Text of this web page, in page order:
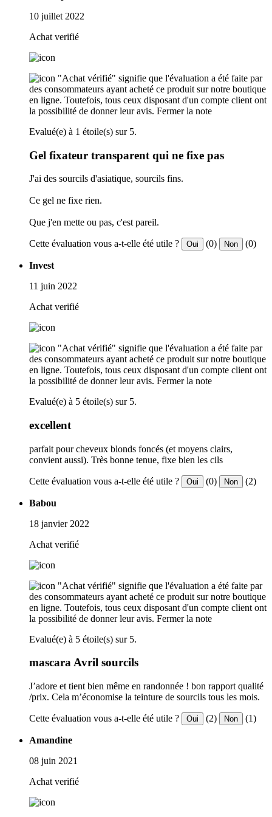
10 juillet 2022
Achat verifié
"Achat vérifié" signifie que l'évaluation a été faite par
des consommateurs ayant acheté ce produit sur notre boutique
en ligne. Toutefois, tous ceux disposant d'un compte client ont
la possibilité de donner leur avis. Fermer la note
Evalué(e) à 1 étoile(s) sur 5.
Gel fixateur transparent qui ne fixe pas
J'ai des sourcils d'asiatique, sourcils fins.
Ce gel ne fixe rien.
Que j'en mette ou pas, c'est pareil.
Cette évaluation vous a-t-elle été utile ? Oui (0) Non (0)
Invest
11 juin 2022
Achat verifié
"Achat vérifié" signifie que l'évaluation a été faite par
des consommateurs ayant acheté ce produit sur notre boutique
en ligne. Toutefois, tous ceux disposant d'un compte client ont
la possibilité de donner leur avis. Fermer la note
Evalué(e) à 5 étoile(s) sur 5.
excellent
parfait pour cheveux blonds foncés (et moyens clairs,
convient aussi). Très bonne tenue, fixe bien les cils
Cette évaluation vous a-t-elle été utile ? Oui (0) Non (2)
Babou
18 janvier 2022
Achat verifié
"Achat vérifié" signifie que l'évaluation a été faite par
des consommateurs ayant acheté ce produit sur notre boutique
en ligne. Toutefois, tous ceux disposant d'un compte client ont
la possibilité de donner leur avis. Fermer la note
Evalué(e) à 5 étoile(s) sur 5.
mascara Avril sourcils
J’adore et tient bien même en randonnée ! bon rapport qualité
/prix. Cela m’économise la teinture de sourcils tous les mois.
Cette évaluation vous a-t-elle été utile ? Oui (2) Non (1)
Amandine
08 juin 2021
Achat verifié